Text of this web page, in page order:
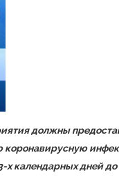
должны
коронавирусную
календарных дней